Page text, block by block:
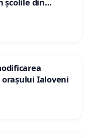
școlile din
Ialoveni